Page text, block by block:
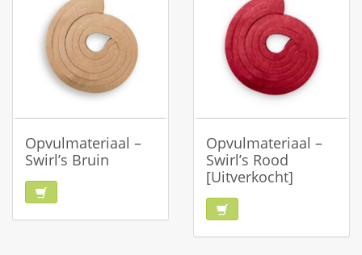
Opvulmateriaal –
Swirl’s Bruin
Opvulmateriaal –
Swirl’s Rood
[Uitverkocht]